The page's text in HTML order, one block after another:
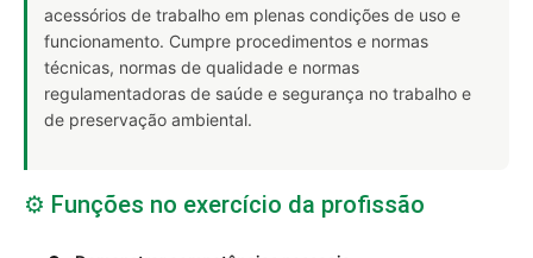
acessórios de trabalho em plenas condições de uso e
funcionamento. Cumpre procedimentos e normas
técnicas, normas de qualidade e normas
regulamentadoras de saúde e segurança no trabalho e
de preservação ambiental.
⚙️ Funções no exercício da profissão